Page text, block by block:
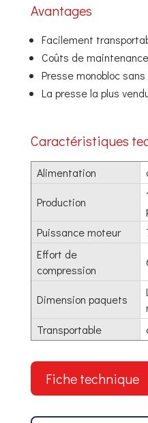
Avantages
Facilement
Coûts de
Presse monobloc
La presse la plus
Caractéristiques
Alimentation
Production
Puissance moteur
Effort de
compression
Dimension paquets
Transportable
Fiche technique